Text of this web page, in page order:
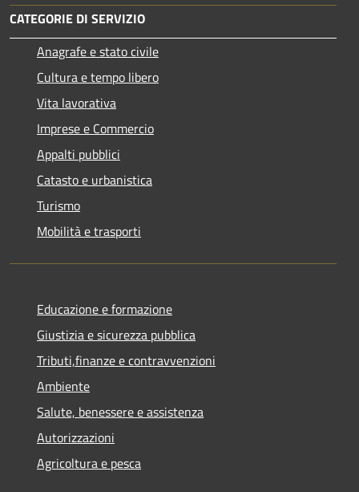
CATEGORIE DI SERVIZIO
Anagrafe e stato civile
Cultura e tempo libero
Vita lavorativa
Imprese e Commercio
Appalti pubblici
Catasto e urbanistica
Turismo
Mobilità e trasporti
Educazione e formazione
Giustizia e sicurezza pubblica
Tributi,finanze e contravvenzioni
Ambiente
Salute, benessere e assistenza
Autorizzazioni
Agricoltura e pesca